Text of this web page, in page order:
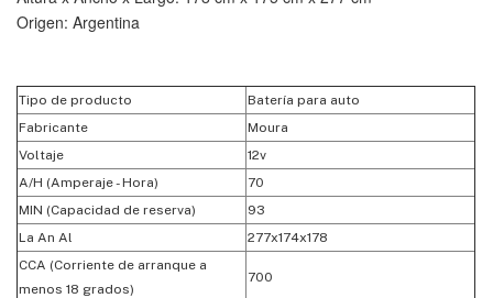
Origen: Argentina
Tipo de producto
Batería para auto
Fabricante
Moura
Voltaje
12v
A/H (Amperaje - Hora)
70
MIN (Capacidad de reserva)
93
La An Al
277x174x178
CCA (Corriente de arranque a
menos 18 grados)
700